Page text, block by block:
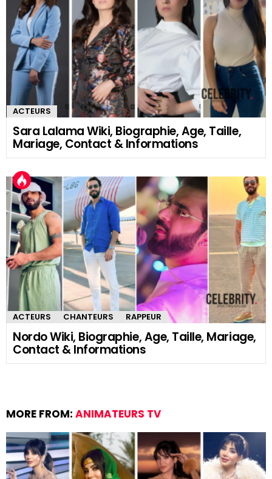
ACTEURS
Sara Lalama Wiki, Biographie, Age, Taille,
Mariage, Contact & Informations
ACTEURS CHANTEURS RAPPEUR
Nordo Wiki, Biographie, Age, Taille, Mariage,
Contact & Informations
MORE FROM: ANIMATEURS TV